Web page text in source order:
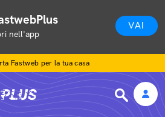
nell'app
VAI
Fastweb per la tua casa